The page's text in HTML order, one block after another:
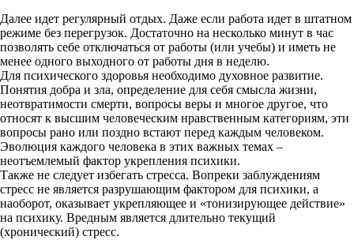
Далее идет регулярный отдых. Даже если работа идет в штатном
режиме без перегрузок. Достаточно на несколько минут в час
позволять себе отключаться от работы (или учебы) и иметь не
менее одного выходного от работы дня в неделю.
Для психического здоровья необходимо духовное развитие.
Понятия добра и зла, определение для себя смысла жизни,
неотвратимости смерти, вопросы веры и многое другое, что
относят к высшим человеческим нравственным категориям, эти
вопросы рано или поздно встают перед каждым человеком.
Эволюция каждого человека в этих важных темах –
неотъемлемый фактор укрепления психики.
Также не следует избегать стресса. Вопреки заблуждениям
стресс не является разрушающим фактором для психики, а
наоборот, оказывает укрепляющее и «тонизирующее действие»
на психику. Вредным является длительно текущий
(хронический) стресс.